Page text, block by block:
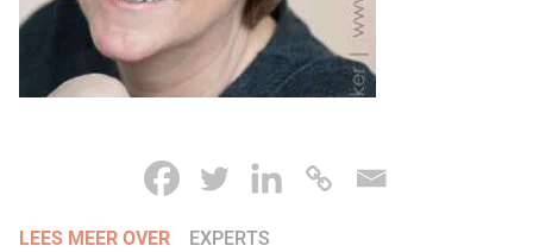
LEES MEER OVER EXPERTS